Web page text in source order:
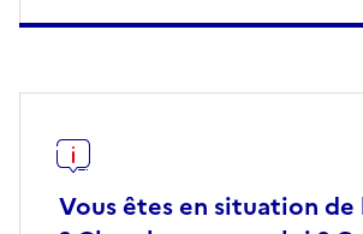
Vous êtes en situation de